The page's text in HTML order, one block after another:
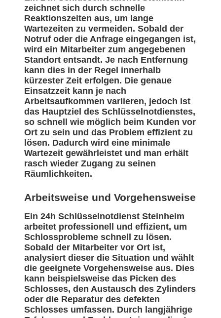
zeichnet sich durch schnelle
Reaktionszeiten aus, um lange
Wartezeiten zu vermeiden. Sobald der
Notruf oder die Anfrage eingegangen ist,
wird ein Mitarbeiter zum angegebenen
Standort entsandt. Je nach Entfernung
kann dies in der Regel innerhalb
kürzester Zeit erfolgen. Die genaue
Einsatzzeit kann je nach
Arbeitsaufkommen variieren, jedoch ist
das Hauptziel des Schlüsselnotdienstes,
so schnell wie möglich beim Kunden vor
Ort zu sein und das Problem effizient zu
lösen. Dadurch wird eine minimale
Wartezeit gewährleistet und man erhält
rasch wieder Zugang zu seinen
Räumlichkeiten.
Arbeitsweise und Vorgehensweise
Ein 24h Schlüsselnotdienst Steinheim
arbeitet professionell und effizient, um
Schlossprobleme schnell zu lösen.
Sobald der Mitarbeiter vor Ort ist,
analysiert dieser die Situation und wählt
die geeignete Vorgehensweise aus. Dies
kann beispielsweise das Picken des
Schlosses, den Austausch des Zylinders
oder die Reparatur des defekten
Schlosses umfassen. Durch langjährige